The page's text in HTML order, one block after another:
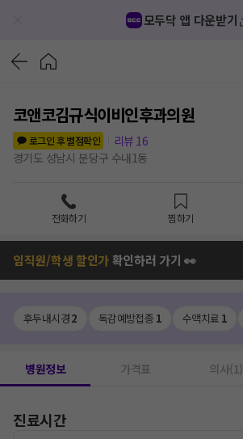
모두닥 앱 다운받기
코앤코김규식이비인후과의원
로그인 후 별점확인
리뷰 16
경기도 성남시 분당구 수내1동
전화하기 찜하기
임직원/학생 할인가확인하러 가기 👀
후두내시경2 독감예방접종 1 수액치료 1
병원정보 가격표 의사(1)
진료시간